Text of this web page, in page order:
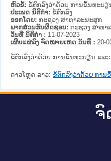
ຫົວຂໍ້: ຂໍ້ຕົກລົງວ່າດ້ວຍ ການຂຶ້ນທະບ
ປະເພດ ນິຕິກໍາ: ຂໍ້ຕົກລົງ
ອອກໂດຍ: ກະຊວງ ສາທາລະນະສຸກ
ພາກສ່ວນຮັບຜິດຊອບ: ກະຊວງ ສາທາ
ວັນທີ່ ນິຕິກໍາ : 11-07-2023
ເຜີຍແຜ່ລົງ ຈົດໝາຍເຫດ ວັນທີ່ : 20-
ຂໍ້ຕົກລົງວ່າດ້ວຍ ການຂຶ້ນທະບຽນ ແລ
ດາວໂຫຼດ ລາວ: ຂໍ້ຕົກລົງວ່າດ້ວຍ ກາ
ຈົ